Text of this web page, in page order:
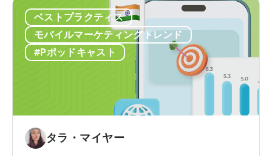
の
高
い
フ
ゥ・
プ
示されるのに、別のダッシュボードでは4万
8千ドルと表示されるかもしれません。広告
メディエーションプラットフォームは1つの
数字を報告しますが、広告…
内
広
告
の
算
方
ベストプラクティス
モバイルマーケティングトレンド
#Pポッドキャスト
タラ・マイヤー